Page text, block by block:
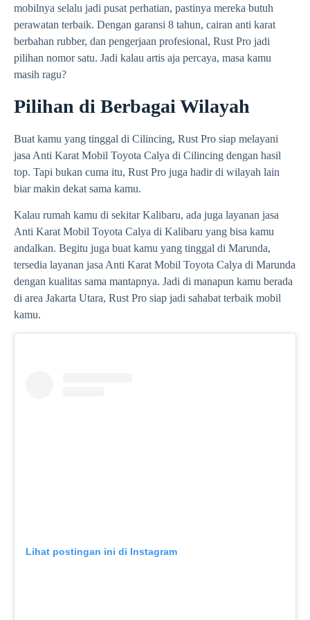
mobilnya selalu jadi pusat perhatian, pastinya mereka butuh
perawatan terbaik. Dengan garansi 8 tahun, cairan anti karat
berbahan rubber, dan pengerjaan profesional, Rust Pro jadi
pilihan nomor satu. Jadi kalau artis aja percaya, masa kamu
masih ragu?
Pilihan di Berbagai Wilayah
Buat kamu yang tinggal di Cilincing, Rust Pro siap melayani
jasa Anti Karat Mobil Toyota Calya di Cilincing dengan hasil
top. Tapi bukan cuma itu, Rust Pro juga hadir di wilayah lain
biar makin dekat sama kamu.
Kalau rumah kamu di sekitar Kalibaru, ada juga layanan jasa
Anti Karat Mobil Toyota Calya di Kalibaru yang bisa kamu
andalkan. Begitu juga buat kamu yang tinggal di Marunda,
tersedia layanan jasa Anti Karat Mobil Toyota Calya di Marunda
dengan kualitas sama mantapnya. Jadi di manapun kamu berada
di area Jakarta Utara, Rust Pro siap jadi sahabat terbaik mobil
kamu.
Lihat postingan ini di Instagram